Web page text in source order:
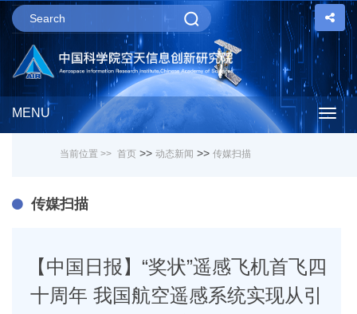
MENU
当前位置 >> 首页 >> 动态新闻 >> 传媒扫描
传媒扫描
【中国日报】“奖状”遥感飞机首飞四
十周年 我国航空遥感系统实现从引